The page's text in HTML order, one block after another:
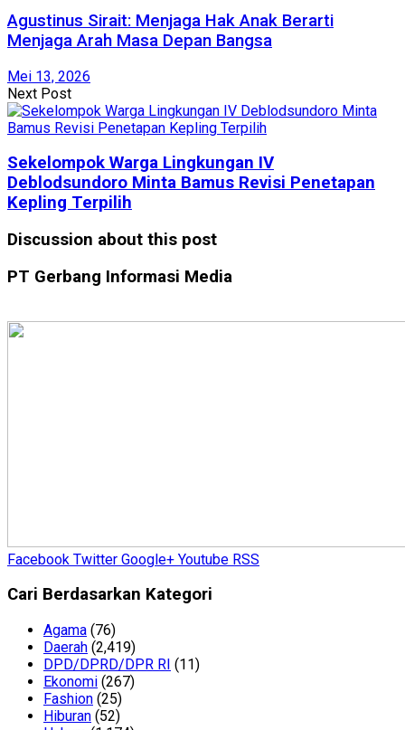
Agustinus Sirait: Menjaga Hak Anak Berarti
Menjaga Arah Masa Depan Bangsa
Mei 13, 2026
Next Post
Sekelompok Warga Lingkungan IV
Deblodsundoro Minta Bamus Revisi Penetapan
Kepling Terpilih
Discussion about this post
PT Gerbang Informasi Media
Facebook Twitter Google+ Youtube RSS
Cari Berdasarkan Kategori
Agama (76)
Daerah (2,419)
DPD/DPRD/DPR RI (11)
Ekonomi (267)
Fashion (25)
Hiburan (52)